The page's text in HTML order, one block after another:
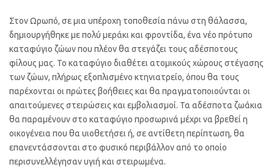
Στον Ωρωπό, σε μια υπέροχη τοποθεσία πάνω στη θάλασσα,
δημιουργήθηκε με πολύ μεράκι και φροντίδα, ένα νέο πρότυπο
καταφύγιο ζώων που πλέον θα στεγάζει τους αδέσποτους
φίλους μας. Το καταφύγιο διαθέτει ατομικούς χώρους στέγασης
των ζώων, πλήρως εξοπλισμένο κτηνιατρείο, όπου θα τους
παρέχονται οι πρώτες βοήθειες και θα πραγματοποιούνται οι
απαιτούμενες στειρώσεις και εμβολιασμοί. Τα αδέσποτα ζωάκια
θα παραμένουν στο καταφύγιο προσωρινά μέχρι να βρεθεί η
οικογένεια που θα υιοθετήσει ή, σε αντίθετη περίπτωση, θα
επανεντάσσονται στο φυσικό περιβάλλον από το οποίο
περισυνελλέγησαν υγιή και στειρωμένα.